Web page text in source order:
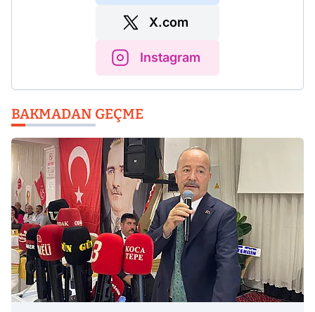
X.com
Instagram
BAKMADAN GEÇME